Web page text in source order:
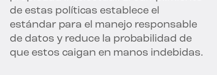
de estas políticas establece el
estándar para el manejo responsable
de datos y reduce la probabilidad de
que estos caigan en manos indebidas.